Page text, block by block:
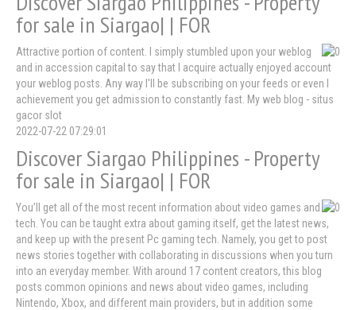
for sale in Siargao| | FOR
Attractive portion of content. I simply stumbled upon your weblog
and in accession capital to say that I acquire actually enjoyed account
your weblog posts. Any way I'll be subscribing on your feeds or even I
achievement you get admission to constantly fast. My web blog - situs
gacor slot
2022-07-22 07:29:01
Discover Siargao Philippines - Property
for sale in Siargao| | FOR
You’ll get all of the most recent information about video games and
tech. You can be taught extra about gaming itself, get the latest news,
and keep up with the present Pc gaming tech. Namely, you get to post
news stories together with collaborating in discussions when you turn
into an everyday member. With around 17 content creators, this blog
posts common opinions and news about video games, including
Nintendo, Xbox, and different main providers, but in addition some